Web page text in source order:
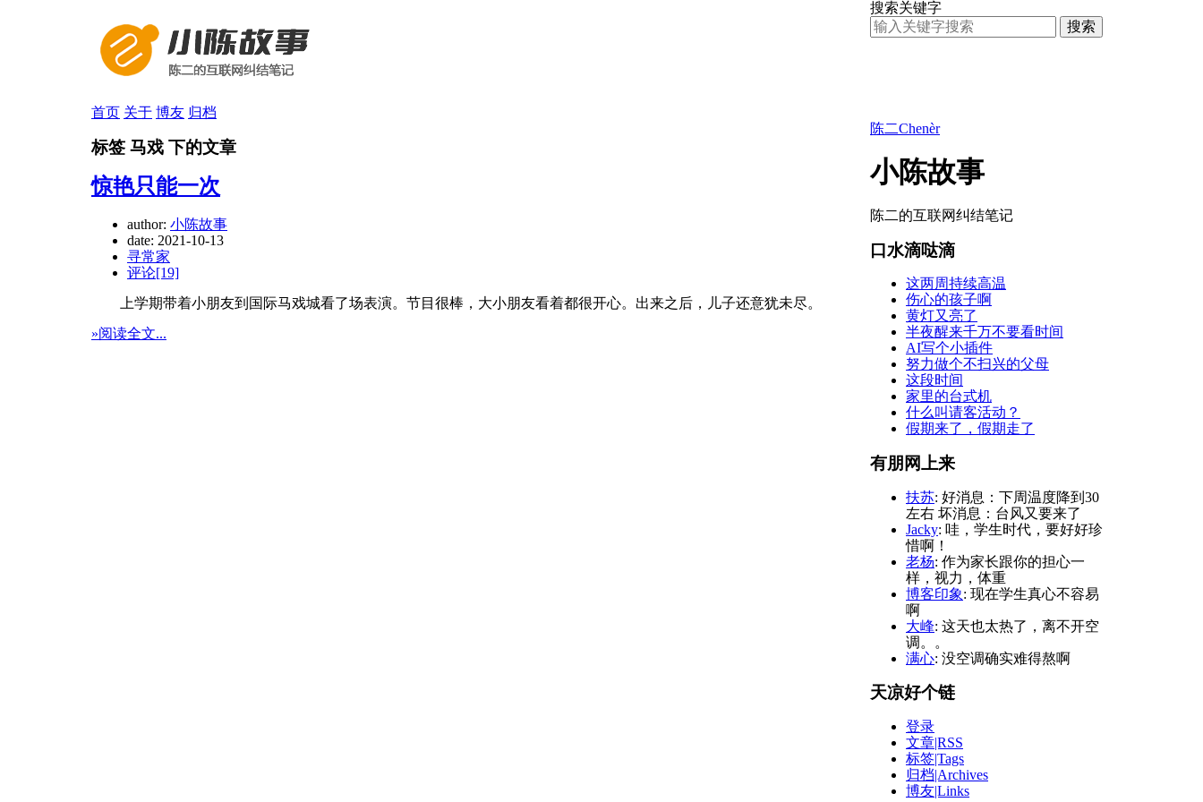
搜索关键字
搜索
首页 关于 博友 归档
标签 马戏 下的文章
惊艳只能一次
author: 小陈故事
date: 2021-10-13
寻常家
评论[19]
上学期带着小朋友到国际马戏城看了场表演。节目很棒，大小朋友看着都很开心。出来之后，儿子还意犹未尽。
»阅读全文...
陈二Chenèr
小陈故事
陈二的互联网纠结笔记
口水滴哒滴
这两周持续高温
伤心的孩子啊
黄灯又亮了
半夜醒来千万不要看时间
AI写个小插件
努力做个不扫兴的父母
这段时间
家里的台式机
什么叫请客活动？
假期来了，假期走了
有朋网上来
扶苏: 好消息：下周温度降到30
左右 坏消息：台风又要来了
Jacky: 哇，学生时代，要好好珍
惜啊！
老杨: 作为家长跟你的担心一
样，视力，体重
博客印象: 现在学生真心不容易
啊
大峰: 这天也太热了，离不开空
调。。
满心: 没空调确实难得熬啊
天凉好个链
登录
文章|RSS
标签|Tags
归档|Archives
博友|Links